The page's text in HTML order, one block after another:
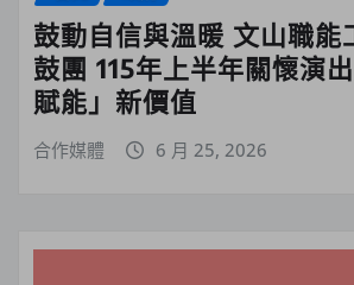
鼓動自信與溫暖 文山職能
鼓團 115年上半年關懷演
賦能」新價值
合作媒體 6 月 25, 2026